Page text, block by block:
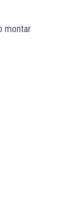
montar